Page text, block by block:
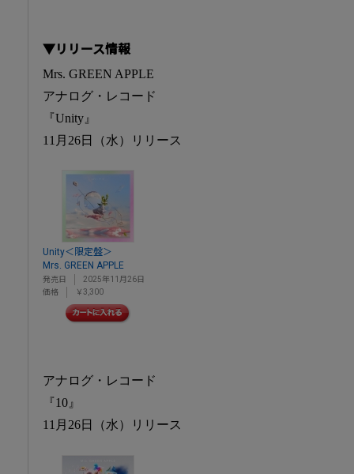
▼リリース情報
Mrs. GREEN APPLE
アナログ・レコード
『Unity』
11月26日（水）リリース
Unity＜限定盤＞
Mrs. GREEN APPLE
発売日
2025年11月26日
価格
￥3,300
アナログ・レコード
『10』
11月26日（水）リリース